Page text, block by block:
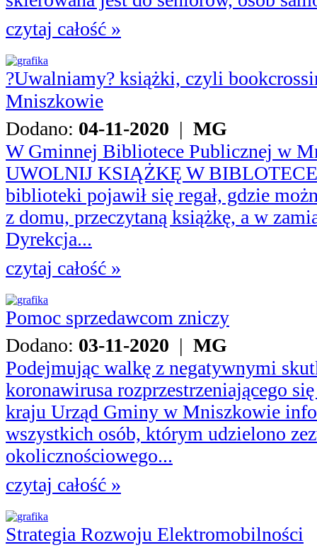
czytaj całość »
?Uwalniamy? książki, czyli
Mniszkowie
Dodano: 04-11-2020 | MG
W Gminnej Bibliotece Publicznej w
UWOLNIJ KSIĄŻKĘ W
biblioteki pojawił się regał, gdzie
z domu, przeczytaną książkę, a w
Dyrekcja...
czytaj całość »
Pomoc sprzedawcom zniczy
Dodano: 03-11-2020 | MG
Podejmując walkę z negatywnymi
koronawirusa rozprzestrzeniającego
kraju Urząd Gminy w Mniszkowie
wszystkich osób, którym udzielono
okolicznościowego...
czytaj całość »
Strategia Rozwoju Elektromobilności